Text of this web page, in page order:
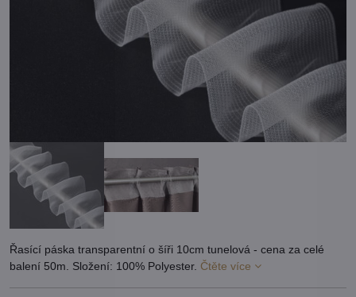
Řasící páska transparentní o šíři 10cm tunelová - cena za celé
balení 50m. Složení: 100% Polyester. Čtěte více